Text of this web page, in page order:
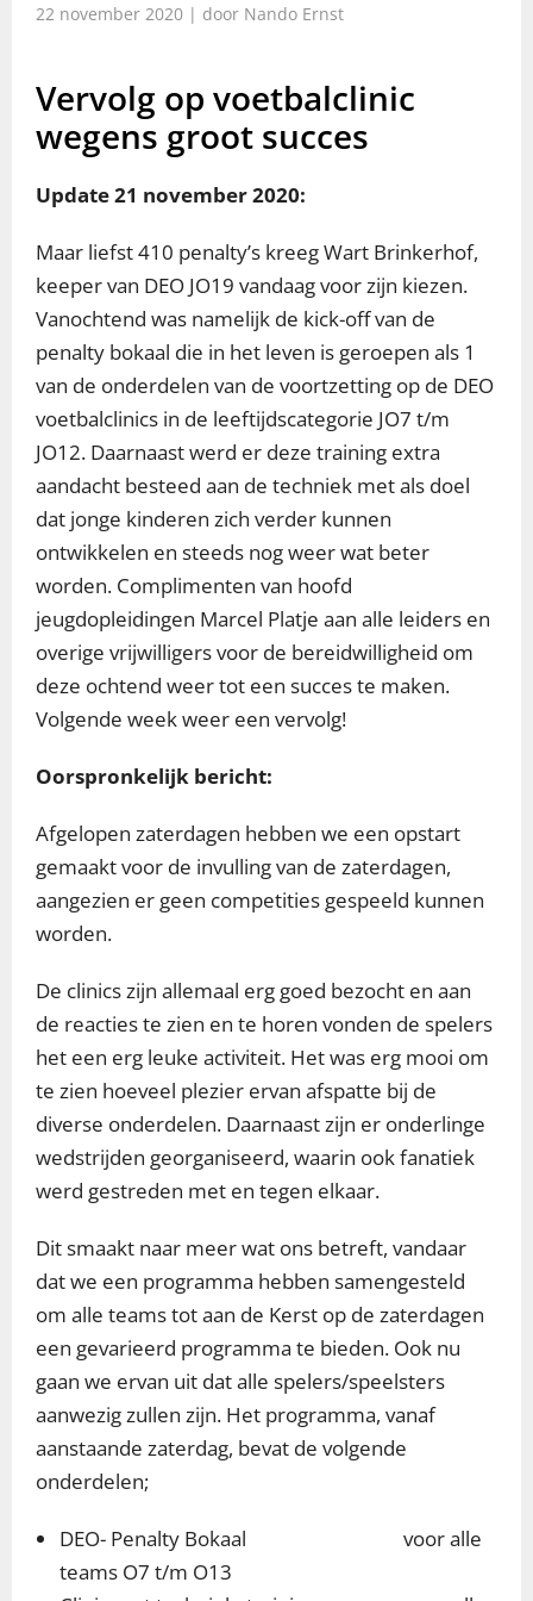
22 november 2020 | door Nando Ernst
Vervolg op voetbalclinic
wegens groot succes
Update 21 november 2020:
Maar liefst 410 penalty’s kreeg Wart Brinkerhof,
keeper van DEO JO19 vandaag voor zijn kiezen.
Vanochtend was namelijk de kick-off van de
penalty bokaal die in het leven is geroepen als 1
van de onderdelen van de voortzetting op de DEO
voetbalclinics in de leeftijdscategorie JO7 t/m
JO12. Daarnaast werd er deze training extra
aandacht besteed aan de techniek met als doel
dat jonge kinderen zich verder kunnen
ontwikkelen en steeds nog weer wat beter
worden. Complimenten van hoofd
jeugdopleidingen Marcel Platje aan alle leiders en
overige vrijwilligers voor de bereidwilligheid om
deze ochtend weer tot een succes te maken.
Volgende week weer een vervolg!
Oorspronkelijk bericht:
Afgelopen zaterdagen hebben we een opstart
gemaakt voor de invulling van de zaterdagen,
aangezien er geen competities gespeeld kunnen
worden.
De clinics zijn allemaal erg goed bezocht en aan
de reacties te zien en te horen vonden de spelers
het een erg leuke activiteit. Het was erg mooi om
te zien hoeveel plezier ervan afspatte bij de
diverse onderdelen. Daarnaast zijn er onderlinge
wedstrijden georganiseerd, waarin ook fanatiek
werd gestreden met en tegen elkaar.
Dit smaakt naar meer wat ons betreft, vandaar
dat we een programma hebben samengesteld
om alle teams tot aan de Kerst op de zaterdagen
een gevarieerd programma te bieden. Ook nu
gaan we ervan uit dat alle spelers/speelsters
aanwezig zullen zijn. Het programma, vanaf
aanstaande zaterdag, bevat de volgende
onderdelen;
DEO- Penalty Bokaal voor alle
teams O7 t/m O13